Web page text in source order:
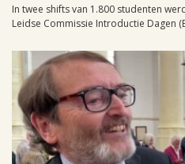
In twee shifts van 1.800 studenten
Leidse Commissie Introductie Dagen